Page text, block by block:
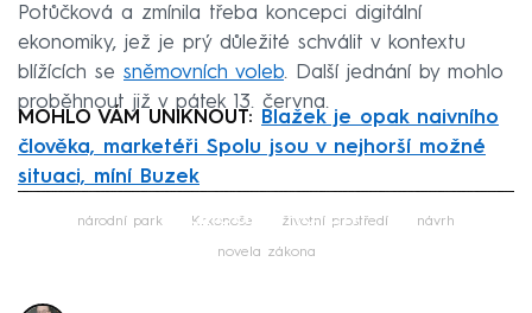
Potůčková a zmínila třeba koncepci digitální
ekonomiky, jež je prý důležité schválit v kontextu
blížících se sněmovních voleb. Další jednání by mohlo
proběhnout již v pátek 13. června.
MOHLO VÁM UNIKNOUT:
Blažek je opak naivního
člověka, marketéři Spolu jsou v nejhorší možné
situaci, míní Buzek
Failed to fetch
národní park Krkonoše životní prostředí návrh
novela zákona